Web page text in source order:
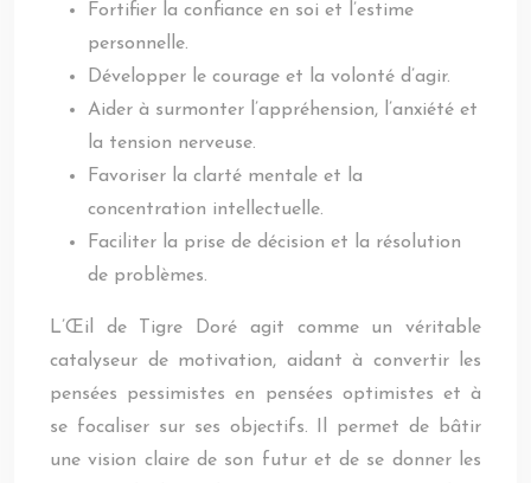
Fortifier la confiance en soi et l’estime
personnelle.
Développer le courage et la volonté d’agir.
Aider à surmonter l’appréhension, l’anxiété et
la tension nerveuse.
Favoriser la clarté mentale et la
concentration intellectuelle.
Faciliter la prise de décision et la résolution
de problèmes.
L’Œil de Tigre Doré agit comme un véritable
catalyseur de motivation, aidant à convertir les
pensées pessimistes en pensées optimistes et à
se focaliser sur ses objectifs. Il permet de bâtir
une vision claire de son futur et de se donner les